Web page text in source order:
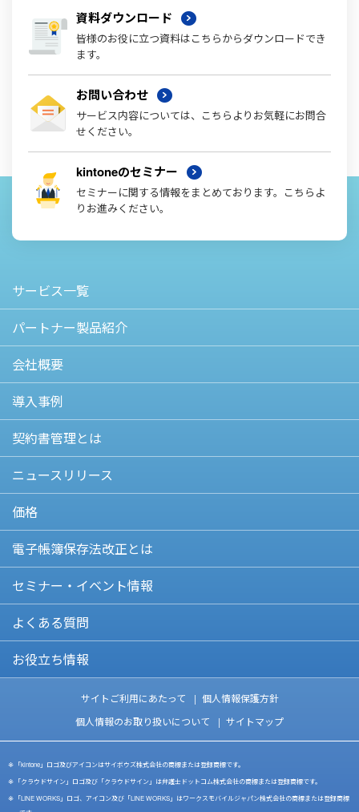
資料ダウンロード
皆様のお役に立つ資料はこちらからダウンロードでき
ます。
お問い合わせ
サービス内容については、こちらよりお気軽にお問合
せください。
kintoneのセミナー
セミナーに関する情報をまとめております。こちらよ
りお進みください。
サービス一覧
パートナー製品紹介
会社概要
導入事例
契約書管理とは
ニュースリリース
価格
電子帳簿保存法改正とは
セミナー・イベント情報
よくある質問
お役立ち情報
サイトご利用にあたって
個人情報保護方針
個人情報のお取り扱いについて
サイトマップ
「kintone」ロゴ及びアイコンはサイボウズ株式会社の商標または登録商標です。
「クラウドサイン」ロゴ及び「クラウドサイン」は弁護士ドットコム株式会社の商標または登録商標です。
「LINE WORKS」ロゴ、アイコン及び「LINE WORKS」はワークスモバイルジャパン株式会社の商標または登録商標